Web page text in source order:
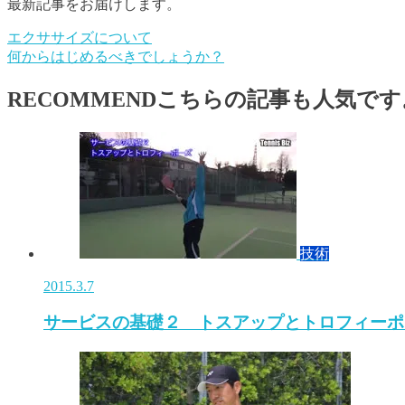
最新記事をお届けします。
エクササイズについて
何からはじめるべきでしょうか？
RECOMMENDこちらの記事も人気で
技術
2015.3.7
サービスの基礎２ トスアップとトロフィー